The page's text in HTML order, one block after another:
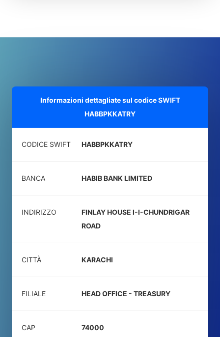
Informazioni dettagliate sul codice SWIFT
HABBPKKATRY
CODICE SWIFT HABBPKKATRY
BANCA HABIB BANK LIMITED
INDIRIZZO
FINLAY HOUSE I-I-CHUNDRIGAR
ROAD
CITTÀ KARACHI
FILIALE HEAD OFFICE - TREASURY
CAP 74000